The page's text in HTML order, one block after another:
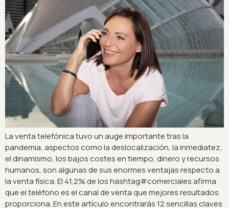
La venta telefónica tuvo un auge importante tras la
pandemia, aspectos como la deslocalización, la inmediatez,
el dinamismo, los bajos costes en tiempo, dinero y recursos
humanos, son algunas de sus enormes ventajas respecto a
la venta física. El 41,2% de los hashtag#comerciales afirma
que el teléfono es el canal de venta que mejores resultados
proporciona. En este artículo encontrarás 12 sencillas claves